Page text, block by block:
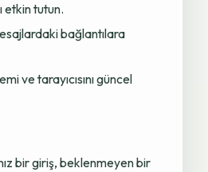
etkin tutun.
bağlantılara
ve tarayıcısını güncel
bir giriş, beklenmeyen bir